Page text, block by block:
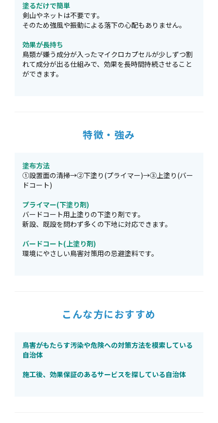
塗るだけで簡単
剣山やネットは不要です。
そのため強風や振動による落下の心配もありません。
効果が長持ち
鳥類が嫌う成分が入ったマイクロカプセルが少しずつ割
れて成分が出る仕組みで、効果を長時間持続させること
ができます。
特徴・強み
塗布方法
①設置面の清掃→②下塗り(プライマー)→③上塗り(バー
ドコート)
プライマー(下塗り剤)
バードコート用上塗りの下塗り剤です。
新設、既設を問わず多くの下地に対応できます。
バードコート(上塗り剤)
環境にやさしい鳥害対策用の忌避塗料です。
こんな方におすすめ
鳥害がもたらす汚染や危険への対策方法を模索している
自治体
施工後、効果保証のあるサービスを探している自治体